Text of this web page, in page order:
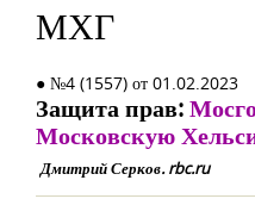
МХГ
● №4 (1557) от 01.02.2023
Защита прав:
Московскую
Дмитрий Серков. rbc.ru